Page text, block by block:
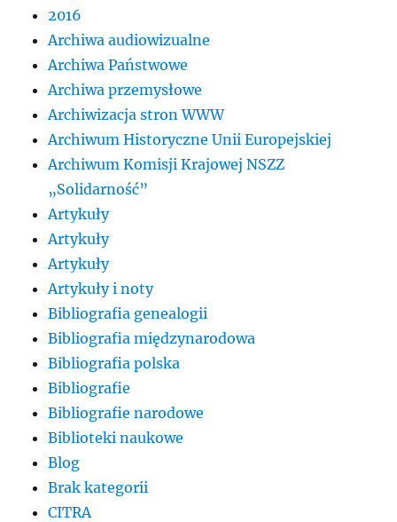
2016
Archiwa audiowizualne
Archiwa Państwowe
Archiwa przemysłowe
Archiwizacja stron WWW
Archiwum Historyczne Unii Europejskiej
Archiwum Komisji Krajowej NSZZ
„Solidarność”
Artykuły
Artykuły
Artykuły
Artykuły i noty
Bibliografia genealogii
Bibliografia międzynarodowa
Bibliografia polska
Bibliografie
Bibliografie narodowe
Biblioteki naukowe
Blog
Brak kategorii
CITRA